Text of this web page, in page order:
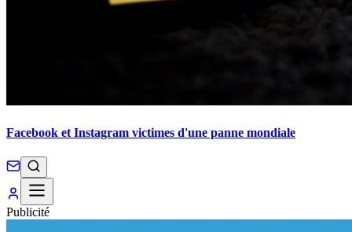
Facebook et Instagram victimes d'une panne mondiale
Publicité